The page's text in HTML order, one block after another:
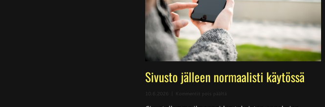
Sivusto jälleen normaalisti käytössä
10.6.2026 Kommentit pois päältä